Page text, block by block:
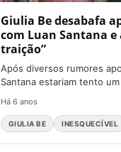
Giulia Be desabafa
com Luan Santana
traição”
Após diversos rumores
Santana estariam tento
Há 6 anos
GIULIA BE INESQUECÍVEL